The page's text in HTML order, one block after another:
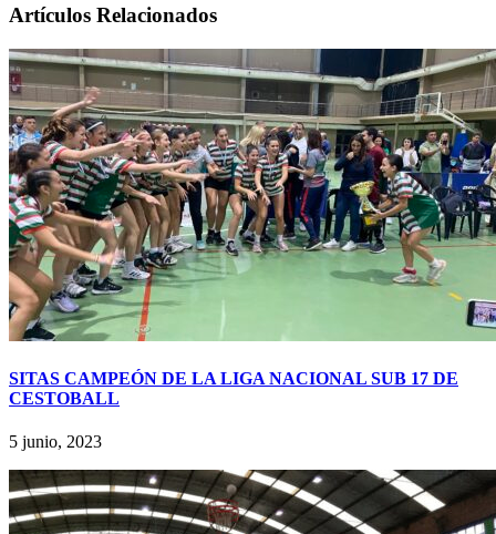
Artículos Relacionados
SITAS CAMPEÓN DE LA LIGA NACIONAL SUB 17 DE
CESTOBALL
5 junio, 2023